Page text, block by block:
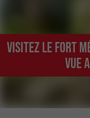
Visitez le Fort
vue